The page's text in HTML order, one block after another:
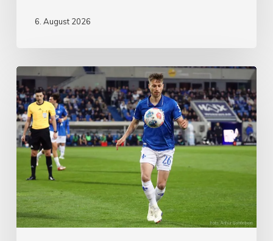
6. August 2026